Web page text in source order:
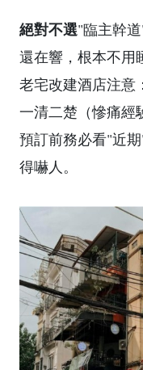
絕對不選"臨主幹
還在響，根本不用
老宅改建酒店注意
一清二楚（慘痛經
預訂前務必看"近
得嚇人。